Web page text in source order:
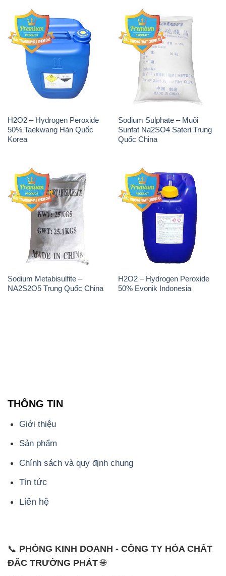
H2O2 – Hydrogen Peroxide
50% Taekwang Hàn Quốc
Korea
Sodium Sulphate – Muối
Sunfat Na2SO4 Sateri Trung
Quốc China
Sodium Metabisulfite –
NA2S2O5 Trung Quốc China
H2O2 – Hydrogen Peroxide
50% Evonik Indonesia
THÔNG TIN
Giới thiệu
Sản phẩm
Chính sách và quy định chung
Tin tức
Liên hệ
📞 PHÒNG KINH DOANH - CÔNG TY HÓA CHẤT
ĐẮC TRƯỜNG PHÁT🌐